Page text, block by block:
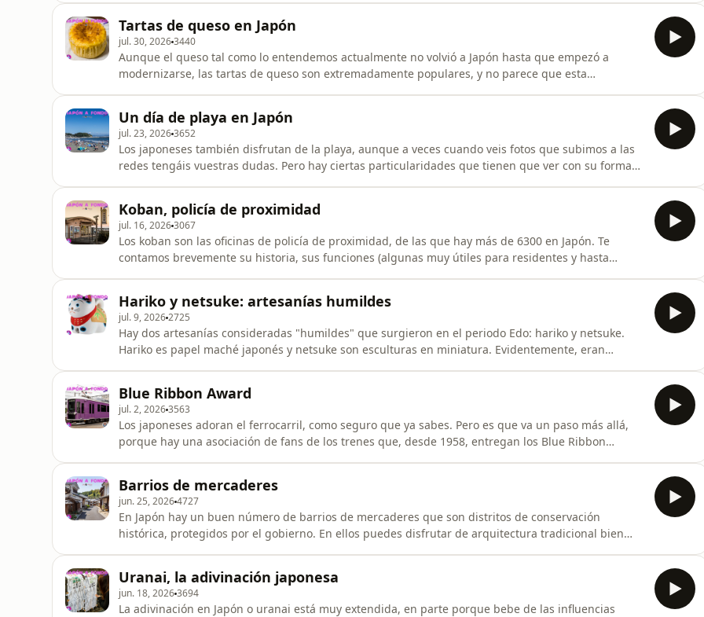
importancia de lo qu
Tartas de queso en Japón
jul. 30, 20263440
Aunque el queso tal como lo entendemos actualmente no volvió a Japón hasta que empezó a
modernizarse, las tartas de queso son extremadamente populares, y no parece que esta
algunas más suaves, otras más pot
Un día de playa en Japón
jul. 23, 20263652
Los japoneses también disfrutan de la playa, aunque a veces cuando veis fotos que subimos a las
redes tengáis vuestras dudas. Pero hay ciertas particularidades que tienen que ver con su forma
habilitad
Koban, policía de proximidad
jul. 16, 20263067
Los koban son las oficinas de policía de proximidad, de las que hay más de 6300 en Japón. Te
contamos brevemente su historia, sus funciones (algunas muy útiles para residentes y hasta
¡Mata ne! &iquest;
Hariko y netsuke: artesanías humildes
jul. 9, 20262725
Hay dos artesanías consideradas "humildes" que surgieron en el periodo Edo: hariko y netsuke.
Hariko es papel maché japonés y netsuke son esculturas en miniatura. Evidentemente, eran
típicos no tan caros, c
Blue Ribbon Award
jul. 2, 20263563
Los japoneses adoran el ferrocarril, como seguro que ya sabes. Pero es que va un paso más allá,
porque hay una asociación de fans de los trenes que, desde 1958, entregan los Blue Ribbon
para que mires a ver si ci
Barrios de mercaderes
jun. 25, 20264727
En Japón hay un buen número de barrios de mercaderes que son distritos de conservación
histórica, protegidos por el gobierno. En ellos puedes disfrutar de arquitectura tradicional bien
listado con nuestros 10 favorito
Uranai, la adivinación japonesa
jun. 18, 20263694
La adivinación en Japón o uranai está muy extendida, en parte porque bebe de las influencias